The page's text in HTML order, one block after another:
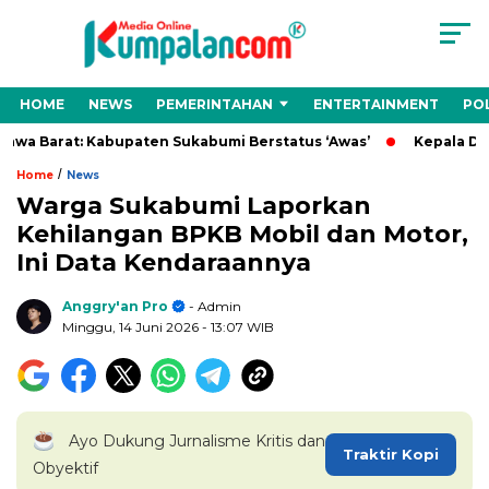
HOME NEWS PEMERINTAHAN ENTERTAINMENT
Kabupaten Sukabumi Berstatus ‘Awas’ Kepala Desa
Home / News
Warga Sukabumi Laporkan
Kehilangan BPKB Mobil dan Motor,
Ini Data Kendaraannya
Anggry'an Pro
- Admin
Minggu, 14 Juni 2026 - 13:07 WIB
Ayo Dukung Jurnalisme Kritis dan
Obyektif
Traktir Kopi